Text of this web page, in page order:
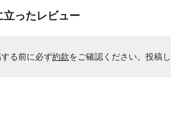
立ったレビュー
る前に必ず約款をご確認ください。投稿